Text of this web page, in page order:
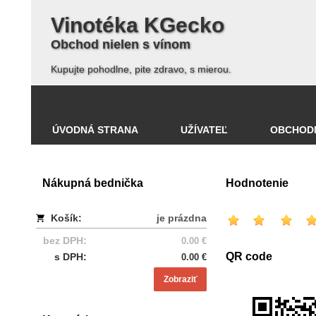
Vinotéka KGecko
Obchod nielen s vínom
Kupujte pohodlne, pite zdravo, s mierou.
ÚVODNÁ STRANA UŽÍVATEĽ
Nákupná bednička
Košík:
je prázdna
bez DPH:
0.00 €
s DPH: 0.00 €
Zobraziť
Hodnotenie
QR code